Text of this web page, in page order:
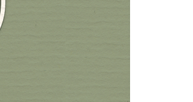
werden, um
erfolgt
dazu die
oder